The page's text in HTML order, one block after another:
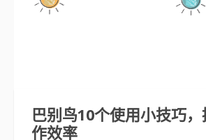
巴别鸟10个使用小技巧
作效率